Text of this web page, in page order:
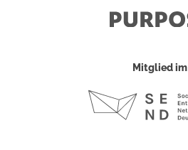
Mitglied im